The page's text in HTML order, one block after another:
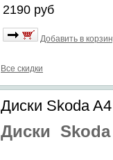
2190 руб
Добавить в
Все скидки
Диски Skoda
Диски Skoda